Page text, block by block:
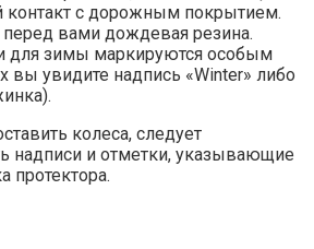
с дорожным покрытием.
перед вами дождевая резина.
для зимы маркируются особым
вы увидите надпись «Winter» либо
колеса, следует
надписи и отметки, указывающие
протектора.